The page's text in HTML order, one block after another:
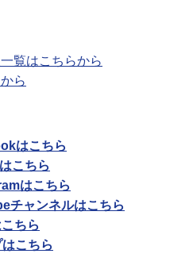
覧はこちらから
ら
はこちら
こちら
はこちら
チャンネルはこちら
ちら
こちら